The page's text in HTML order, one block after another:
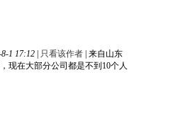
1 17:12
只看该作者 来自山东
现在大部分公司都是不到10个人